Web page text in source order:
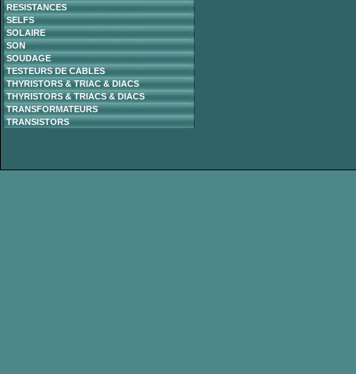
RESISTANCES
SELFS
SOLAIRE
SON
SOUDAGE
TESTEURS DE CABLES
THYRISTORS & TRIAC & DIACS
THYRISTORS & TRIACS & DIACS
TRANSFORMATEURS
TRANSISTORS